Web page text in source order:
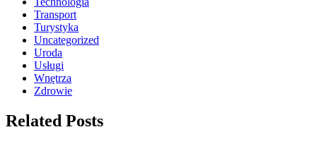
Transport
Turystyka
Uncategorized
Uroda
Usługi
Wnętrza
Zdrowie
Related Posts